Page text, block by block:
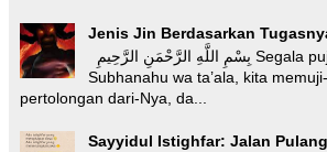
Jenis Jin Berdasarkan
Subhanahu wa ta’ala, kita
pertolongan dari-Nya, da...
Sayyidul Istighfar: Jalan